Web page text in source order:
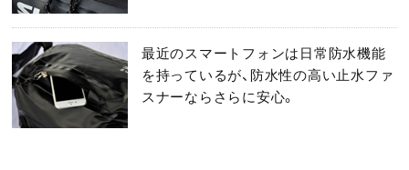
最近のスマートフォンは日常防水機能
を持っているが、防水性の高い止水ファ
スナーならさらに安心。